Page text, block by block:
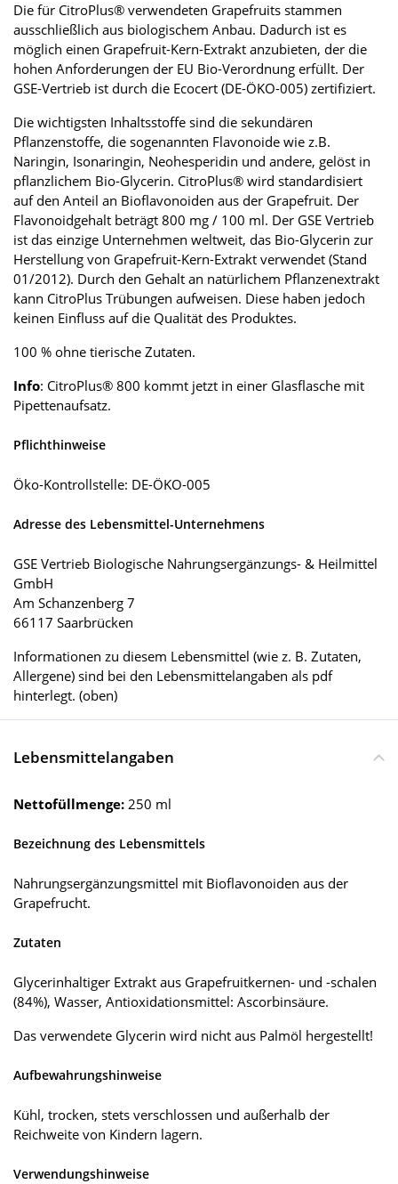
Die für CitroPlus® verwendeten Grapefruits stammen
ausschließlich aus biologischem Anbau. Dadurch ist es
möglich einen Grapefruit-Kern-Extrakt anzubieten, der die
hohen Anforderungen der EU Bio-Verordnung erfüllt. Der
GSE-Vertrieb ist durch die Ecocert (DE-ÖKO-005) zertifiziert.
Die wichtigsten Inhaltsstoffe sind die sekundären
Pflanzenstoffe, die sogenannten Flavonoide wie z.B.
Naringin, Isonaringin, Neohesperidin und andere, gelöst in
pflanzlichem Bio-Glycerin. CitroPlus® wird standardisiert
auf den Anteil an Bioflavonoiden aus der Grapefruit. Der
Flavonoidgehalt beträgt 800 mg / 100 ml. Der GSE Vertrieb
ist das einzige Unternehmen weltweit, das Bio-Glycerin zur
Herstellung von Grapefruit-Kern-Extrakt verwendet (Stand
01/2012). Durch den Gehalt an natürlichem Pflanzenextrakt
kann CitroPlus Trübungen aufweisen. Diese haben jedoch
keinen Einfluss auf die Qualität des Produktes.
100 % ohne tierische Zutaten.
Info: CitroPlus® 800 kommt jetzt in einer Glasflasche mit
Pipettenaufsatz.
Pflichthinweise
Öko-Kontrollstelle: DE-ÖKO-005
Adresse des Lebensmittel-Unternehmens
GSE Vertrieb Biologische Nahrungsergänzungs- & Heilmittel
GmbH
Am Schanzenberg 7
66117 Saarbrücken
Informationen zu diesem Lebensmittel (wie z. B. Zutaten,
Allergene) sind bei den Lebensmittelangaben als pdf
hinterlegt. (oben)
Lebensmittelangaben
Nettofüllmenge: 250 ml
Bezeichnung des Lebensmittels
Nahrungsergänzungsmittel mit Bioflavonoiden aus der
Grapefrucht.
Zutaten
Glycerinhaltiger Extrakt aus Grapefruitkernen- und -schalen
(84%), Wasser, Antioxidationsmittel: Ascorbinsäure.
Das verwendete Glycerin wird nicht aus Palmöl hergestellt!
Aufbewahrungshinweise
Kühl, trocken, stets verschlossen und außerhalb der
Reichweite von Kindern lagern.
Verwendungshinweise